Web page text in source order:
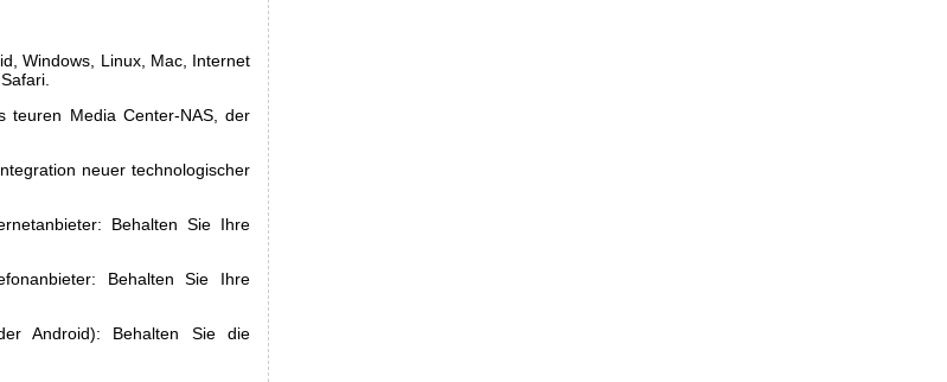
Windows, Linux, Mac, Internet
teuren Media Center-NAS, der
neuer technologischer
Behalten Sie Ihre
Behalten Sie Ihre
Android): Behalten Sie die